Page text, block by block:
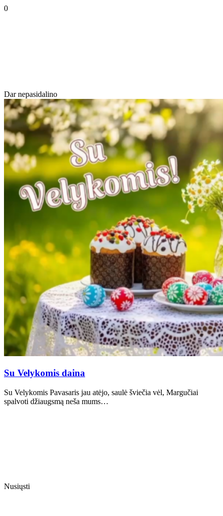
0
Dar nepasidalino
Su Velykomis daina
Su Velykomis Pavasaris jau atėjo, saulė šviečia vėl, Margučiai
spalvoti džiaugsmą neša mums…
Nusiųsti